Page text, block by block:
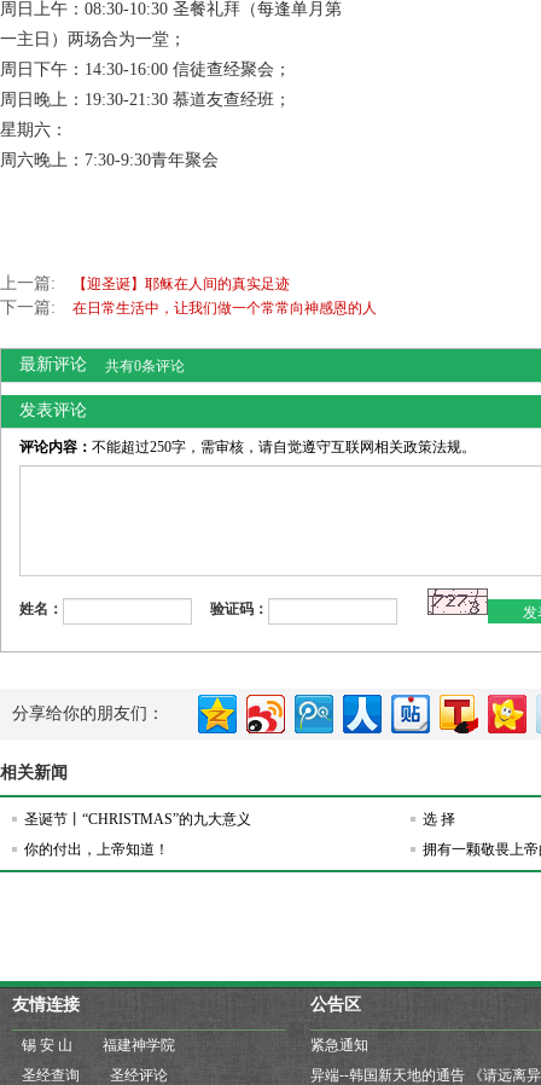
周日上午：08:30-10:30 圣餐礼拜（每逢单月第
一主日）两场合为一堂；
周日下午：14:30-16:00 信徒查经聚会；
周日晚上：19:30-21:30 慕道友查经班；
星期六：
周六晚上：7:30-9:30青年聚会
上一篇: 【迎圣诞】耶稣在人间的真实足迹
下一篇: 在日常生活中，让我们做一个常常向神感恩的人
最新评论 共有0条评论
发表评论
评论内容： 不能超过250字，需审核，请自觉遵守互联网相关政策法规。
姓名： 验证码：
分享给你的朋友们：
相关新闻
圣诞节丨“CHRISTMAS”的九大意义
选 择
你的付出，上帝知道！
拥有一颗敬畏上
友情连接
锡 安 山
福建神学院
圣经查询
圣经评论
公告区
紧急通知